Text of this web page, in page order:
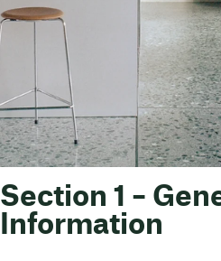
Section 1 –
Information